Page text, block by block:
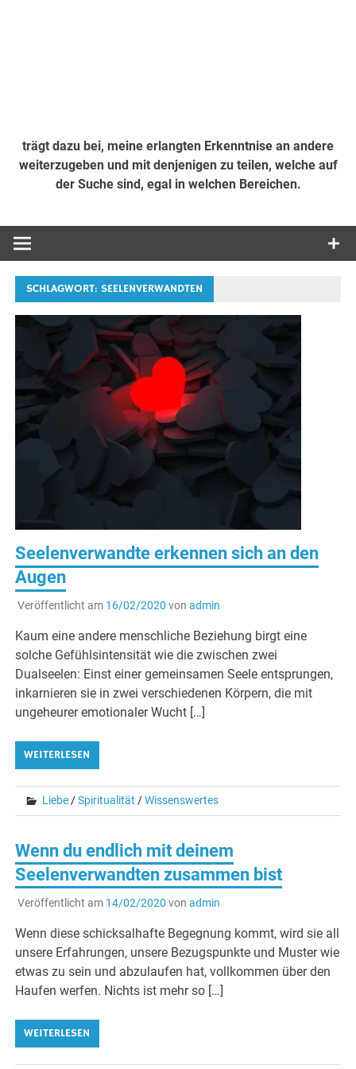
trägt dazu bei, meine erlangten Erkenntnise an andere
weiterzugeben und mit denjenigen zu teilen, welche auf
der Suche sind, egal in welchen Bereichen.
SCHLAGWORT: SEELENVERWANDTEN
Seelenverwandte erkennen sich an den
Augen
Veröffentlicht am 16/02/2020 von admin
Kaum eine andere menschliche Beziehung birgt eine
solche Gefühlsintensität wie die zwischen zwei
Dualseelen: Einst einer gemeinsamen Seele entsprungen,
inkarnieren sie in zwei verschiedenen Körpern, die mit
ungeheurer emotionaler Wucht […]
WEITERLESEN
Liebe/Spiritualität /Wissenswertes
Wenn du endlich mit deinem
Seelenverwandten zusammen bist
Veröffentlicht am 14/02/2020 von admin
Wenn diese schicksalhafte Begegnung kommt, wird sie all
unsere Erfahrungen, unsere Bezugspunkte und Muster wie
etwas zu sein und abzulaufen hat, vollkommen über den
Haufen werfen. Nichts ist mehr so […]
WEITERLESEN